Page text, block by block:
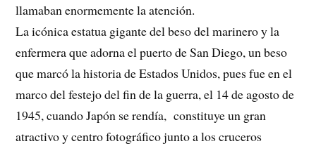
llamaban enormemente la atención.
La icónica estatua gigante del beso del marinero y la
enfermera que adorna el puerto de San Diego, un beso
que marcó la historia de Estados Unidos, pues fue en el
marco del festejo del fin de la guerra, el 14 de agosto de
1945, cuando Japón se rendía, constituye un gran
atractivo y centro fotográfico junto a los cruceros